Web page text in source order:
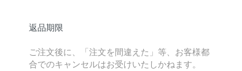
返品期限
ご注文後に、「注文を間違えた」等、お客様都
合でのキャンセルはお受けいたしかねます。